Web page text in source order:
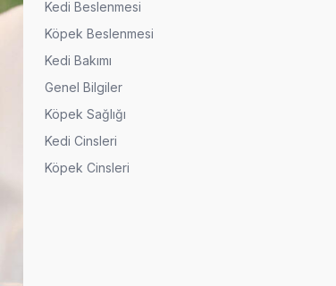
Kedi Beslenmesi
Köpek Beslenmesi
Kedi Bakımı
Genel Bilgiler
Köpek Sağlığı
Kedi Cinsleri
Köpek Cinsleri